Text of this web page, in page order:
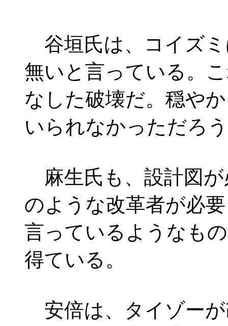
谷垣氏は、コイズミ
無いと言っている。
なした破壊だ。穏や
いられなかっただろ
麻生氏も、設計図が
のような改革者が必
言っているようなも
得ている。
安倍は、タイゾー